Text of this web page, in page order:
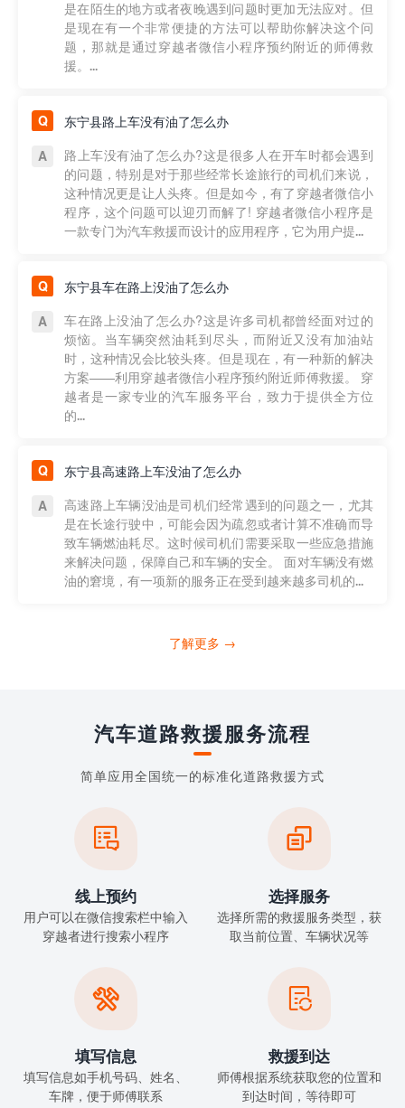
是在陌生的地方或者夜晚遇到问题时更加无法应对。但
是现在有一个非常便捷的方法可以帮助你解决这个问
题，那就是通过穿越者微信小程序预约附近的师傅救
援。...
东宁县路上车没有油了怎么办
路上车没有油了怎么办?这是很多人在开车时都会遇到
的问题，特别是对于那些经常长途旅行的司机们来说，
这种情况更是让人头疼。但是如今，有了穿越者微信小
程序，这个问题可以迎刃而解了! 穿越者微信小程序是
一款专门为汽车救援而设计的应用程序，它为用户提...
东宁县车在路上没油了怎么办
车在路上没油了怎么办?这是许多司机都曾经面对过的
烦恼。当车辆突然油耗到尽头，而附近又没有加油站
时，这种情况会比较头疼。但是现在，有一种新的解决
方案——利用穿越者微信小程序预约附近师傅救援。 穿
越者是一家专业的汽车服务平台，致力于提供全方位
的...
东宁县高速路上车没油了怎么办
高速路上车辆没油是司机们经常遇到的问题之一，尤其
是在长途行驶中，可能会因为疏忽或者计算不准确而导
致车辆燃油耗尽。这时候司机们需要采取一些应急措施
来解决问题，保障自己和车辆的安全。 面对车辆没有燃
油的窘境，有一项新的服务正在受到越来越多司机的...
了解更多 →
汽车道路救援服务流程
简单应用全国统一的标准化道路救援方式

线上预约
用户可以在微信搜索栏中输入
穿越者进行搜索小程序

选择服务
选择所需的救援服务类型，获
取当前位置、车辆状况等

填写信息
填写信息如手机号码、姓名、
车牌，便于师傅联系

救援到达
师傅根据系统获取您的位置和
到达时间，等待即可